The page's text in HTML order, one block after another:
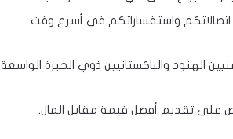
واستفساراتكم في أسرع وقت
الهنود والباكستانيين ذوي الخبرة الواسعة
على تقديم أفضل قيمة مقابل المال.